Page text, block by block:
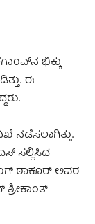
ಭಿಕ್ಕು
ಈ
ನಡೆಸಲಾಗಿತ್ತು.
ಸಲ್ಲಿಸಿದ
ಠಾಕೂರ್ ಅವರ